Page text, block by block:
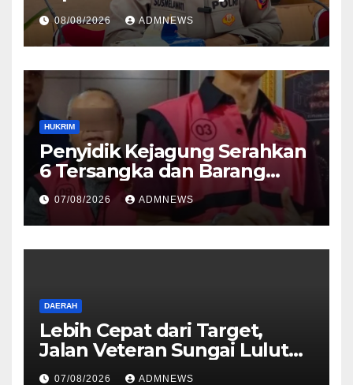
dugaan insiden pemukulan
yang diduga melibatkan
seorang oknum perwira Polri
08/08/2026 ADMNEWS
HUKRIM
Penyidik Kejagung Serahkan
6 Tersangka dan Barang
Bukti Perkara Korupsi
PETRAL, PES dan ISC ke JPU
Kejari Jakarta Pusat
07/08/2026 ADMNEWS
DAERAH
Lebih Cepat dari Target,
Jalan Veteran Sungai Lulut
Dibuka
07/08/2026 ADMNEWS